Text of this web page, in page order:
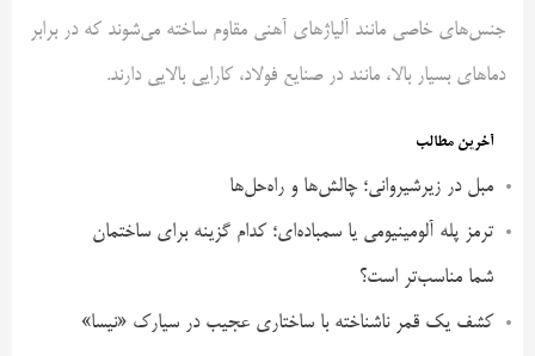
جنس‌های خاصی مانند آلیاژهای آهنی مقاوم ساخته می‌شوند که در برابر
دماهای بسیار بالا، مانند در صنایع فولاد، کارایی بالایی دارند.
آخرین مطالب
مبل در زیرشیروانی؛ چالش‌ها و راه‌حل‌ها
ترمز پله آلومینیومی یا سمباده‌ای؛ کدام گزینه برای ساختمان
شما مناسب‌تر است؟
کشف یک قمر ناشناخته با ساختاری عجیب در سیارک «نیسا»